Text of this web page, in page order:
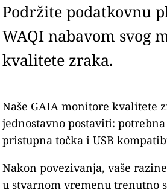
Podržite podatkovnu
WAQI nabavom svog
kvalitete zraka.
Naše GAIA monitore kvalitete
jednostavno postaviti:
pristupna točka i USB
Nakon povezivanja, vaše
u stvarnom vremenu trenutno